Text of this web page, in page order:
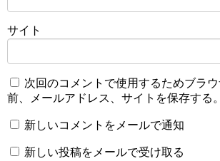
サイト
次回のコメントで使用するためブラ
前、メールアドレス、サイトを保存する。
新しいコメントをメールで通知
新しい投稿をメールで受け取る